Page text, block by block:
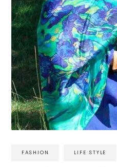
FASHION LIFE STYLE